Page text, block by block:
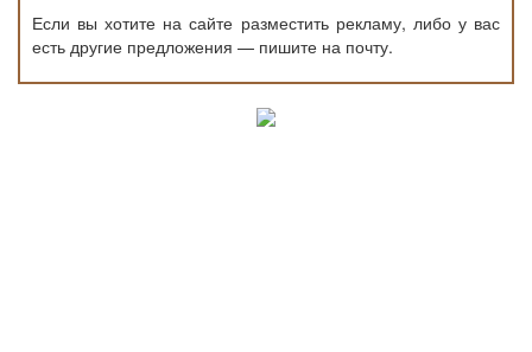
Если вы хотите на сайте разместить рекламу, либо у вас
есть другие предложения — пишите на почту.